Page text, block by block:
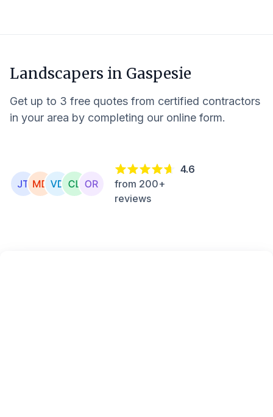
Landscapers in Gaspesie
Get up to 3 free quotes from certified contractors
in your area by completing our online form.
4.6
from 200+
reviews